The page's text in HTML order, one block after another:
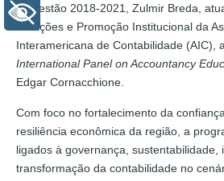
na gestão 2018-2021, Zulmir Breda,
Relações e Promoção Institucional da
Interamericana de Contabilidade (AIC),
International Panel on Accountancy
Edgar Cornacchione.
Com foco no fortalecimento da
resiliência econômica da região, a
ligados à governança, sustentabilidade,
transformação da contabilidade no
+ Acessibilidade